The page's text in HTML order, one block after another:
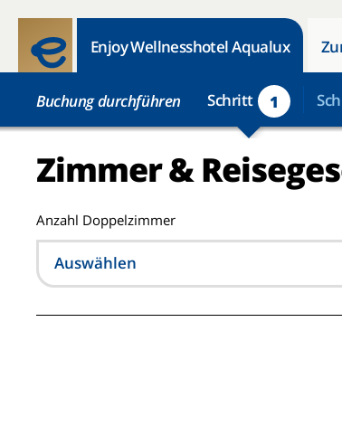
Enjoy Wellnesshotel Aqualux
Buchung durchführen Schritt 1
Zimmer &
Anzahl Doppelzimmer
Auswählen